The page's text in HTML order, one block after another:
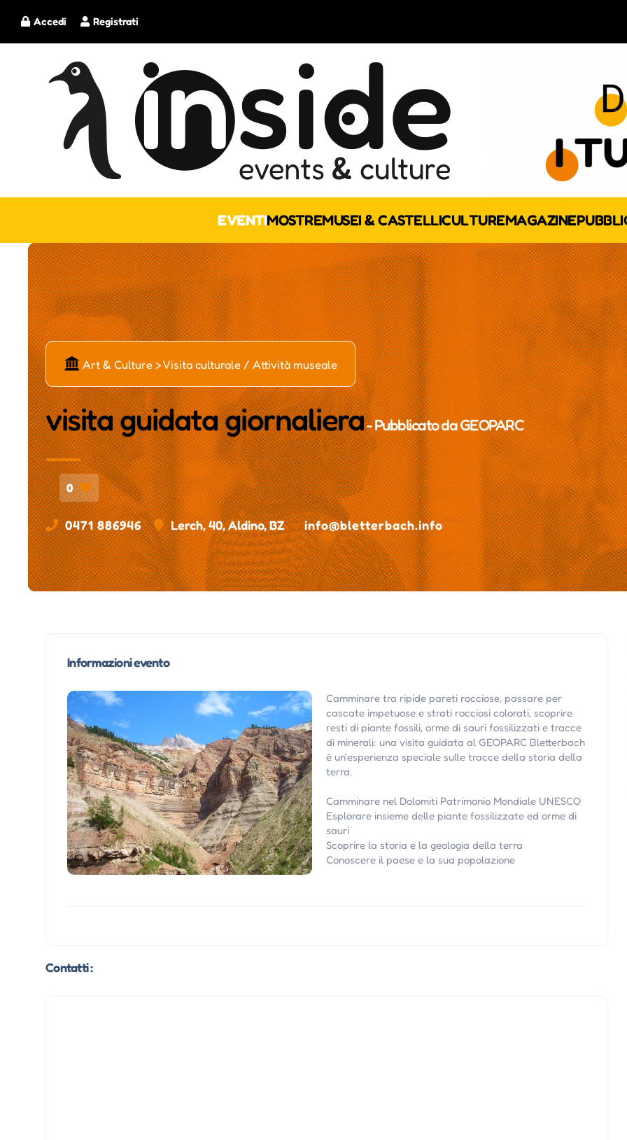
Registrati
Accedi
EVENTIMOSTREMUSEI & CASTELLICULTUREMAGAZINE
Č Art & Culture > Visita culturale / Attività museale
visita guidata giornaliera- Pubblicato daGEOPARC
0
0471 886946 Lerch, 40, Aldino, BZ info@bletterbach.info
Informazioni evento
Camminare tra ripide pareti rocciose, passare per
cascate impetuose e strati rocciosi colorati, scoprire
resti di piante fossili, orme di sauri fossilizzati e tracce
di minerali: una visita guidata al GEOPARC Bletterbach
è un'esperienza speciale sulle tracce della storia della
terra.
Camminare nel Dolomiti Patrimonio Mondiale UNESCO
Esplorare insieme delle piante fossilizzate ed orme di
sauri
Scoprire la storia e la geologia della terra
Conoscere il paese e la sua popolazione
Contatti :